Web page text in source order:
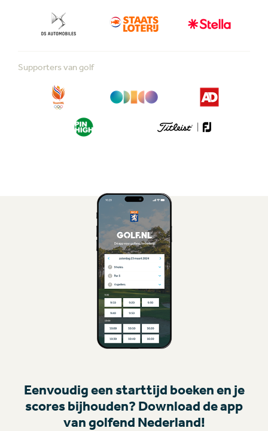
Supporters van golf
Eenvoudig een starttijd boeken en je
scores bijhouden? Download de app
van golfend Nederland!